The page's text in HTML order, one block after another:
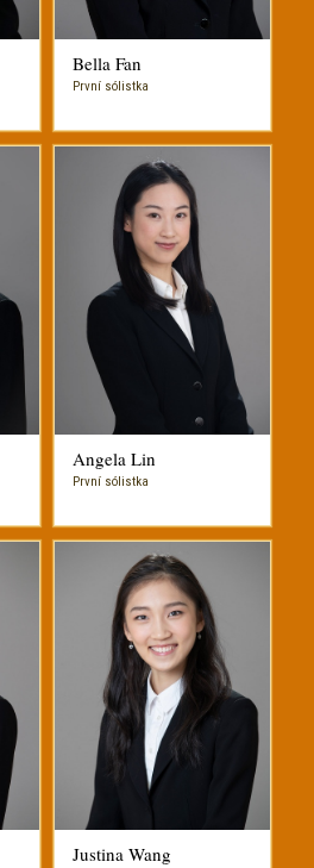
Bella Fan
První sólistka
Angela Lin
První sólistka
Justina Wang